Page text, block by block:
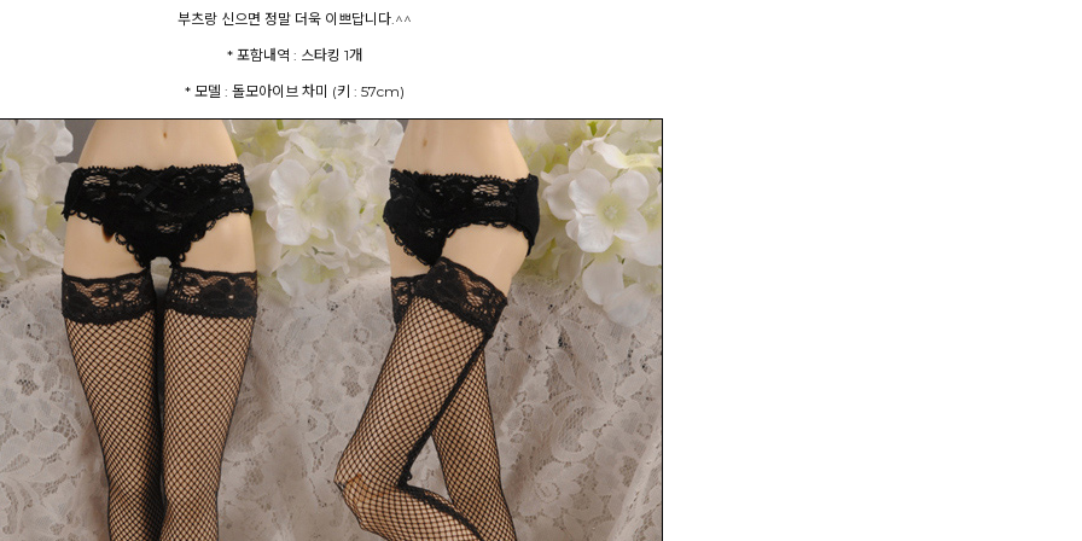
부츠랑 신으면 정말 더욱 이쁘답니다.^^
* 포함내역 : 스타킹 1개
* 모델 : 돌모아이브 차미 (키 : 57cm)